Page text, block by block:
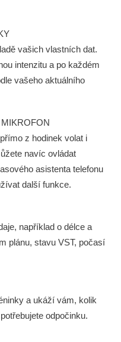
vašich vlastních dat.
intenzitu a po každém
vašeho aktuálního
z hodinek volat i
navíc ovládat
asistenta telefonu
další funkce.
například o délce a
plánu, stavu VST, počasí
a ukáží vám, kolik
odpočinku.